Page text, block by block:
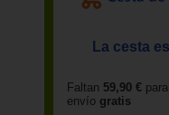
La cesta
Faltan 59,90 €
envío gratis